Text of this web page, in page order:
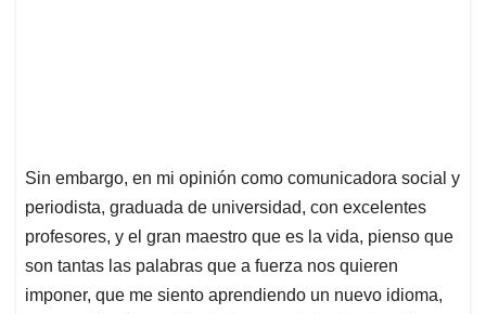
Sin embargo, en mi opinión como comunicadora social y
periodista, graduada de universidad, con excelentes
profesores, y el gran maestro que es la vida, pienso que
son tantas las palabras que a fuerza nos quieren
imponer, que me siento aprendiendo un nuevo idioma,